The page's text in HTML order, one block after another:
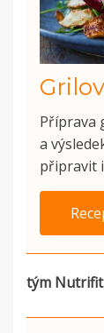
Příprava
a
připravit i
tým Nutrifit